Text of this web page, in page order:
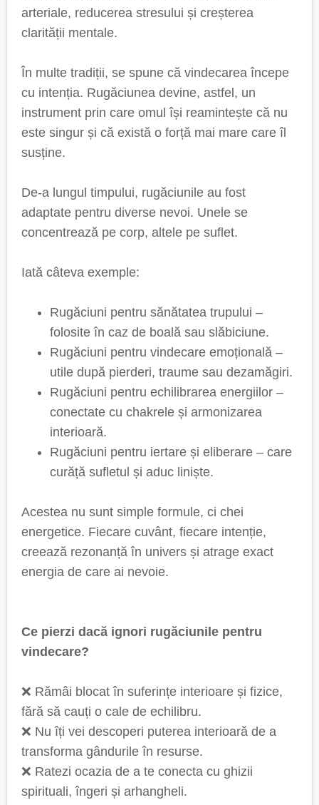
arteriale, reducerea stresului și creșterea
clarității mentale.
În multe tradiții, se spune că vindecarea începe
cu intenția. Rugăciunea devine, astfel, un
instrument prin care omul își reamintește că nu
este singur și că există o forță mai mare care îl
susține.
De-a lungul timpului, rugăciunile au fost
adaptate pentru diverse nevoi. Unele se
concentrează pe corp, altele pe suflet.
Iată câteva exemple:
Rugăciuni pentru sănătatea trupului –
folosite în caz de boală sau slăbiciune.
Rugăciuni pentru vindecare emoțională –
utile după pierderi, traume sau dezamăgiri.
Rugăciuni pentru echilibrarea energiilor –
conectate cu chakrele și armonizarea
interioară.
Rugăciuni pentru iertare și eliberare – care
curăță sufletul și aduc liniște.
Acestea nu sunt simple formule, ci chei
energetice. Fiecare cuvânt, fiecare intenție,
creează rezonanță în univers și atrage exact
energia de care ai nevoie.
Ce pierzi dacă ignori rugăciunile pentru
vindecare?
❌ Rămâi blocat în suferințe interioare și fizice,
fără să cauți o cale de echilibru.
❌ Nu îți vei descoperi puterea interioară de a
transforma gândurile în resurse.
❌ Ratezi ocazia de a te conecta cu ghizii
spirituali, îngeri și arhangheli.